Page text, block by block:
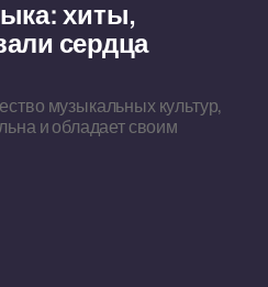
хиты,
сердца
музыкальных культур,
и обладает своим